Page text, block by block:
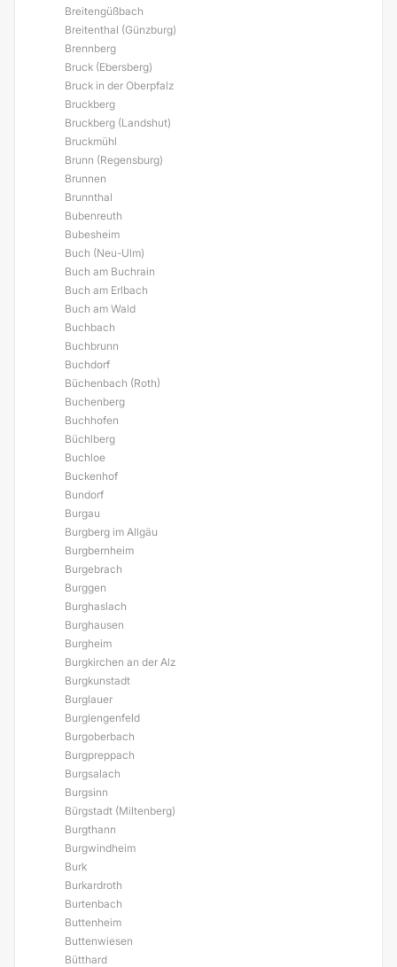
Breitengüßbach
Breitenthal (Günzburg)
Brennberg
Bruck (Ebersberg)
Bruck in der Oberpfalz
Bruckberg
Bruckberg (Landshut)
Bruckmühl
Brunn (Regensburg)
Brunnen
Brunnthal
Bubenreuth
Bubesheim
Buch (Neu-Ulm)
Buch am Buchrain
Buch am Erlbach
Buch am Wald
Buchbach
Buchbrunn
Buchdorf
Büchenbach (Roth)
Buchenberg
Buchhofen
Büchlberg
Buchloe
Buckenhof
Bundorf
Burgau
Burgberg im Allgäu
Burgbernheim
Burgebrach
Burggen
Burghaslach
Burghausen
Burgheim
Burgkirchen an der Alz
Burgkunstadt
Burglauer
Burglengenfeld
Burgoberbach
Burgpreppach
Burgsalach
Burgsinn
Bürgstadt (Miltenberg)
Burgthann
Burgwindheim
Burk
Burkardroth
Burtenbach
Buttenheim
Buttenwiesen
Bütthard